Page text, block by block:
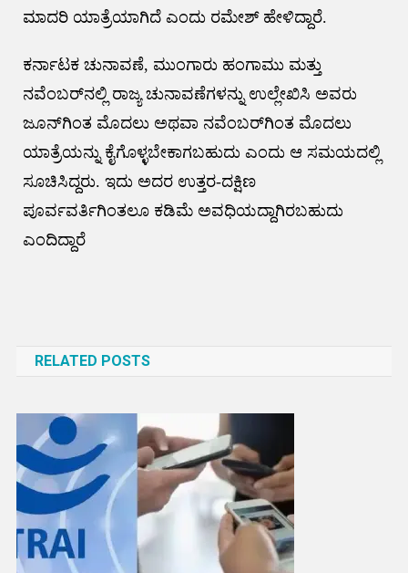
ಮಾದರಿ ಯಾತ್ರೆಯಾಗಿದೆ ಎಂದು ರಮೇಶ್ ಹೇಳಿದ್ದಾರೆ.
ಕರ್ನಾಟಕ ಚುನಾವಣೆ, ಮುಂಗಾರು ಹಂಗಾಮು ಮತ್ತು
ನವೆಂಬರ್‌ನಲ್ಲಿ ರಾಜ್ಯ ಚುನಾವಣೆಗಳನ್ನು ಉಲ್ಲೇಖಿಸಿ ಅವರು
ಜೂನ್‌ಗಿಂತ ಮೊದಲು ಅಥವಾ ನವೆಂಬರ್‌ಗಿಂತ ಮೊದಲು
ಯಾತ್ರೆಯನ್ನು ಕೈಗೊಳ್ಳಬೇಕಾಗಬಹುದು ಎಂದು ಆ ಸಮಯದಲ್ಲಿ
ಸೂಚಿಸಿದ್ದರು. ಇದು ಅದರ ಉತ್ತರ-ದಕ್ಷಿಣ
ಪೂರ್ವವರ್ತಿಗಿಂತಲೂ ಕಡಿಮೆ ಅವಧಿಯದ್ದಾಗಿರಬಹುದು
ಎಂದಿದ್ದಾರೆ
RELATED POSTS